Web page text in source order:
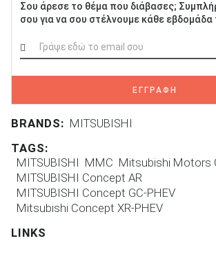
Σου άρεσε το θέμα που διάβασες;
σου για να σου στέλνουμε κάθε εβδομάδα
ΕΓΓΡΑΦΗ
BRANDS: MITSUBISHI
TAGS:
MITSUBISHI MMC Mitsubishi Motors
MITSUBISHI Concept AR
MITSUBISHI Concept GC-PHEV
Mitsubishi Concept XR-PHEV
LINKS